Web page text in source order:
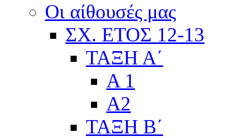
Οι αίθουσές μας
ΣΧ. ΕΤΟΣ 12-13
ΤΑΞΗ Α΄
Α 1
Α2
ΤΑΞΗ Β΄